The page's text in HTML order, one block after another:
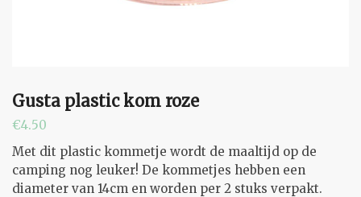
Gusta plastic kom roze
€4.50
Met dit plastic kommetje wordt de maaltijd op de
camping nog leuker! De kommetjes hebben een
diameter van 14cm en worden per 2 stuks verpakt.